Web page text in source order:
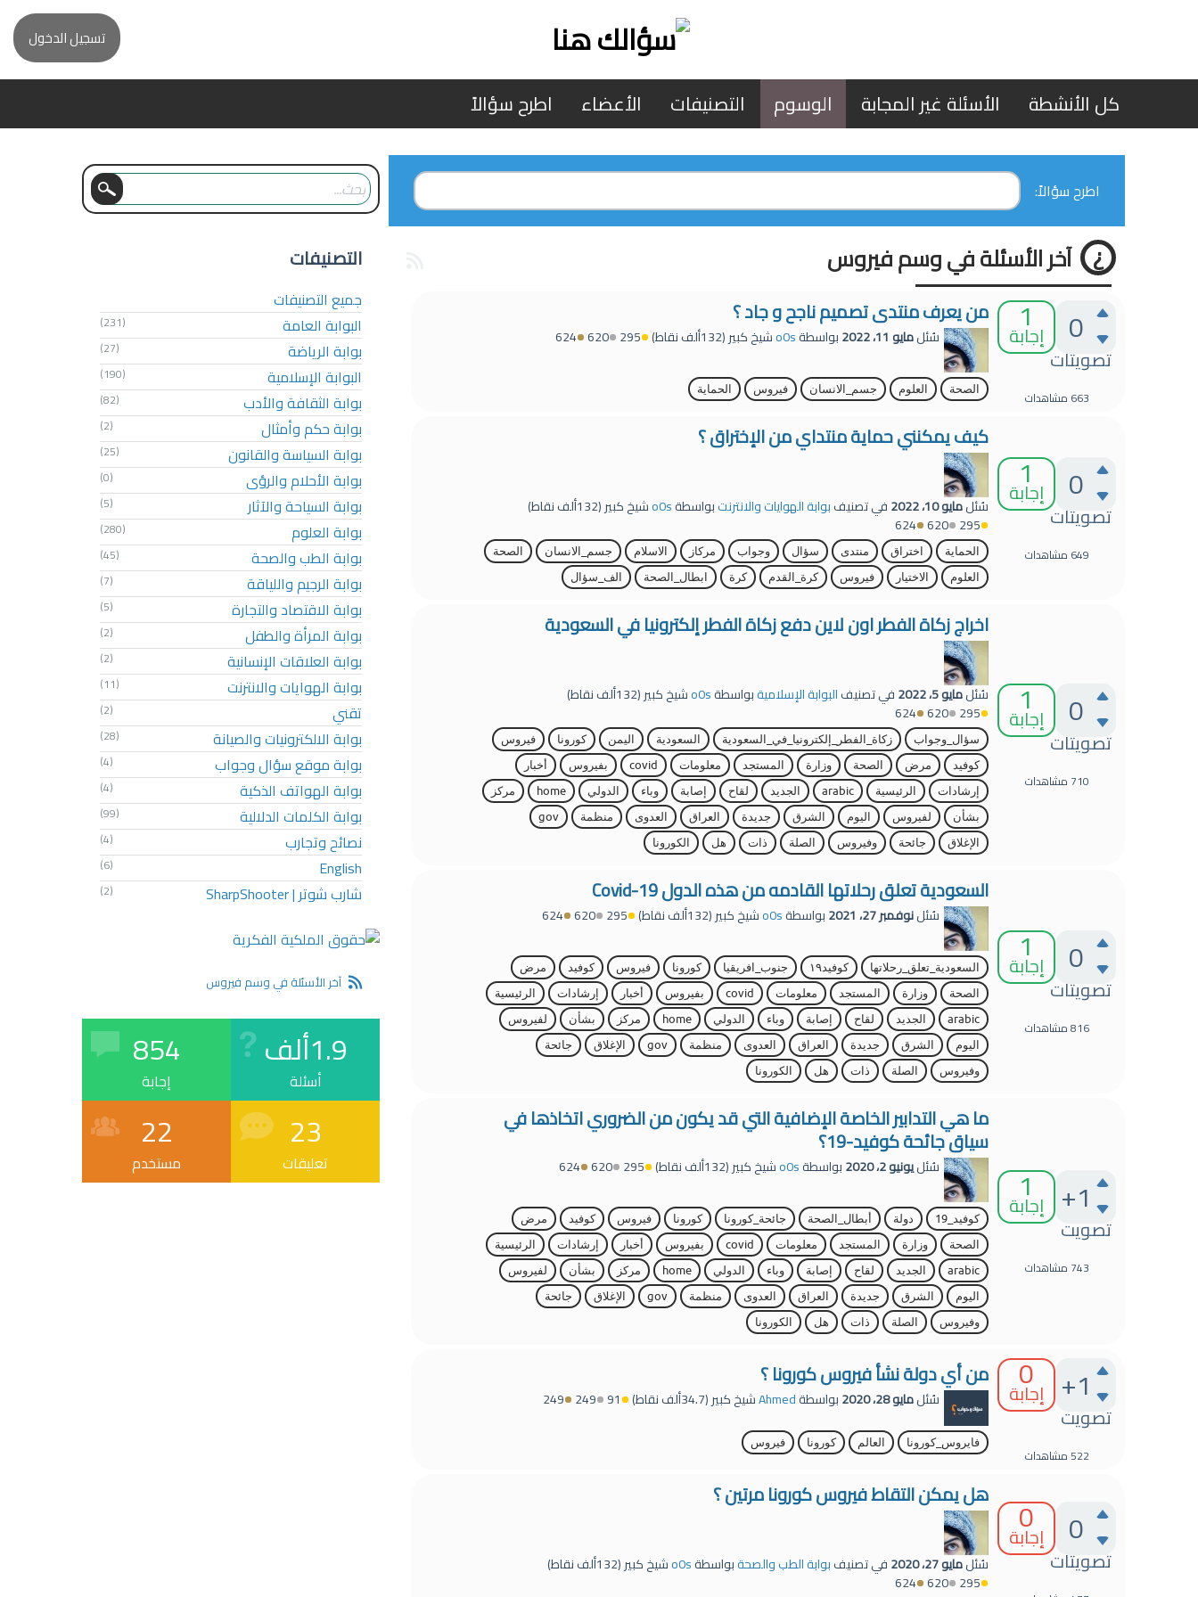
تسجيل الدخول
كل الأنشطة الأسئلة غير المجابة الوسوم التصنيفات الأعضاء اطرح سؤالاً
اطرح سؤالاً:
آخر الأسئلة في وسم فيروس
0
تصويتات
1
إجابة
663 مشاهدات
من يعرف منتدى تصميم ناجح و جاد ؟
سُئلمايو 11، 2022 بواسطةo0sشيخ كبير(132ألف نقاط) 295
620
624
الصحة العلوم جسم_الانسان فيروس الحماية
0
تصويتات
1
إجابة
649 مشاهدات
كيف يمكنني حماية منتداي من الإختراق ؟
سُئلمايو 10، 2022 في تصنيفبوابة الهوايات والانترنتبواسطةo0sشيخ كبير(132ألف
نقاط)
295
620
624
الحماية اختراق منتدى سؤال وجواب مركاز الاسلام جسم_الانسان
الصحة
العلوم
الاختيار فيروس كرة_القدم كرة ابطال_الصحة الف_سؤال
0
تصويتات
1
إجابة
710 مشاهدات
اخراج زكاة الفطر اون لاين دفع زكاة الفطر إلكترونيا في السعودية
سُئلمايو 5، 2022 في تصنيفالبوابة الإسلاميةبواسطةo0sشيخ كبير(132ألف
نقاط)
295
620
624
سؤال_وجواب زكاة_الفطر_إلكترونيا_في_السعودية السعودية اليمن كورونا
فيروس
كوفيد
مرض الصحة وزارة المستجد معلومات covid بفيروس
أخبار
إرشادات
الرئيسية arabic الجديد لقاح إصابة وباء الدولي home
مركز
بشأن
لفيروس اليوم الشرق جديدة العراق العدوى منظمة
gov
الإغلاق
جائحة وفيروس الصلة ذات هل الكورونا
0
تصويتات
1
إجابة
816مشاهدات
السعودية تعلق رحلاتها القادمه من هذه الدول Covid-19
سُئلنوفمبر 27، 2021 بواسطةo0sشيخ كبير(132ألف نقاط) 295
620
624
السعودية_تعلق_رحلاتها كوفيد١٩ جنوب_افريقيا كورونا فيروس كوفيد
مرض
الصحة
وزارة المستجد معلومات covid بفيروس أخبار إرشادات
الرئيسية
arabic
الجديد لقاح إصابة وباء الدولي home مركز بشأن
لفيروس
اليوم
الشرق جديدة العراق العدوى منظمة gov الإغلاق
جائحة
وفيروس
الصلة ذات هل الكورونا
+1
تصويت
1
إجابة
743 مشاهدات
ما هي التدابير الخاصة الإضافية التي قد يكون من الضروري اتخاذها في
سياق جائحة كوفيد-19؟
سُئليونيو 2، 2020 بواسطةo0sشيخ كبير(132ألف نقاط) 295
620
624
كوفيد_19 دولة أبطال_الصحة جائحة_كورونا كورونا فيروس كوفيد
مرض
الصحة
وزارة المستجد معلومات covid بفيروس أخبار إرشادات
الرئيسية
arabic
الجديد لقاح إصابة وباء الدولي home مركز بشأن
لفيروس
اليوم
الشرق جديدة العراق العدوى منظمة gov الإغلاق
جائحة
وفيروس
الصلة ذات هل الكورونا
+1
تصويت
0
إجابة
522مشاهدات
من أي دولة نشأ فيروس كورونا ؟
سُئلمايو 28، 2020 بواسطةAhmedشيخ كبير(34.7ألف نقاط) 91
249
249
فايروس_كورونا العالم كورونا فيروس
0
تصويتات
0
إجابة
هل يمكن التقاط فيروس كورونا مرتين ؟
سُئلمايو 27، 2020 في تصنيفبوابة الطب والصحةبواسطةo0sشيخ كبير(132ألف
نقاط)
295
620
624
التصنيفات
جميع التصنيفات
البوابة العامة
(231)
بوابة الرياضة (27)
البوابة الإسلامية (190)
بوابة الثقافة والأدب (82)
بوابة حكم وأمثال (2)
بوابة السياسة والقانون (25)
بوابة الأحلام والرؤى (0)
بوابة السياحة والآثار (5)
بوابة العلوم (280)
بوابة الطب والصحة (45)
بوابة الرجيم واللياقة (7)
بوابة الاقتصاد والتجارة (5)
بوابة المرأة والطفل (2)
بوابة العلاقات الإنسانية (2)
بوابة الهوايات والانترنت (11)
تقني (2)
بوابة الالكترونيات والصيانة (28)
بوابة موقع سؤال وجواب (4)
بوابة الهواتف الذكية (4)
بوابة الكلمات الدلالية (99)
نصائح وتجارب (4)
English
(6)
شارب شوتر | SharpShooter (2)
آخر الأسئلة في وسم فيروس
1.9ألف
أسئلة
854
إجابة
23
تعليقات
22
مستخدم